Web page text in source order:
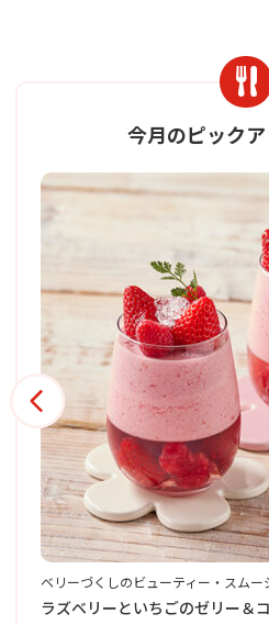
今月のピック
ベリーづくしのビューティー・スムー
ラズベリーといちごのゼリー＆